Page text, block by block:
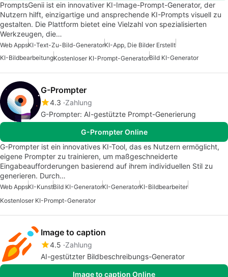
PromptsGenii ist ein innovativer KI-Image-Prompt-Generator, der
Nutzern hilft, einzigartige und ansprechende KI-Prompts visuell zu
gestalten. Die Plattform bietet eine Vielzahl von spezialisierten
Werkzeugen, die…
Web AppsKI-Text-Zu-Bild-GeneratorKI-App, Die Bilder Erstellt
KI-BildbearbeitungKostenloser KI-Prompt-GeneratorBild KI-Generator
G-Prompter
4.3 Zahlung
G-Prompter: AI-gestützte Prompt-Generierung
G-Prompter Online
G-Prompter ist ein innovatives KI-Tool, das es Nutzern ermöglicht,
eigene Prompter zu trainieren, um maßgeschneiderte
Eingabeaufforderungen basierend auf ihrem individuellen Stil zu
generieren. Durch…
Web AppsKI-KunstBild KI-GeneratorKI-GeneratorKI-Bildbearbeiter
Kostenloser KI-Prompt-Generator
Image to caption
4.5 Zahlung
AI-gestützter Bildbeschreibungs-Generator
Image to caption Online